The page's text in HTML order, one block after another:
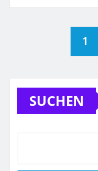
der
1
SUCHEN